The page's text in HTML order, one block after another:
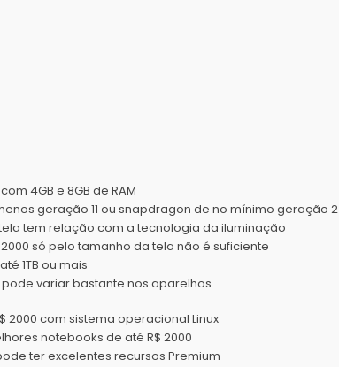
4GB e 8GB de RAM
geração 11 ou snapdragon de no mínimo geração 2
tem relação com a tecnologia da iluminação
só pelo tamanho da tela não é suficiente
1TB ou mais
variar bastante nos aparelhos
com sistema operacional Linux
notebooks de até R$ 2000
ter excelentes recursos Premium